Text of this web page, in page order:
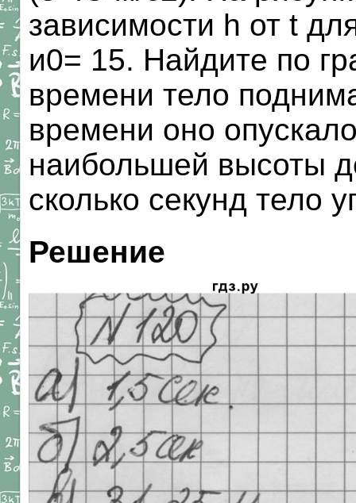
зависимости h от t
и0= 15. Найдите по
времени тело
времени оно
наибольшей высоты
сколько секунд тело
Решение